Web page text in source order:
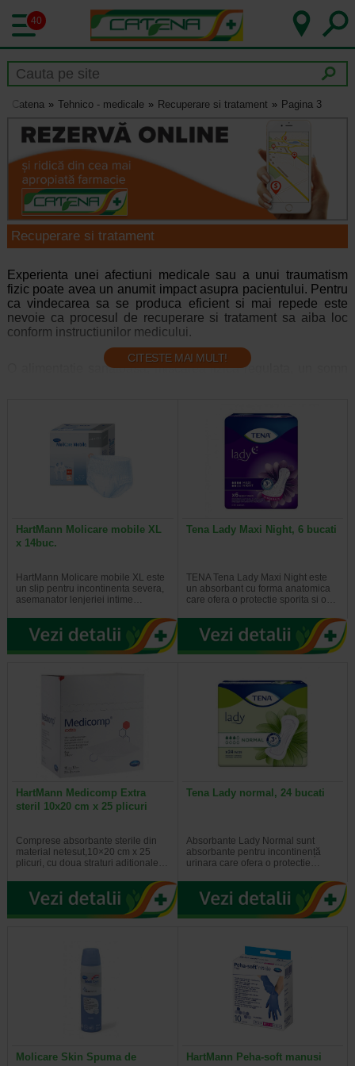
40
Catena Tehnico - medicale Recuperare si tratament Pagina 3
Recuperare si tratament
Experienta unei afectiuni medicale sau a unui traumatism
fizic poate avea un anumit impact asupra pacientului. Pentru
ca vindecarea sa se produca eficient si mai repede este
nevoie ca procesul de recuperare si tratament sa aiba loc
conform instructiunilor medicului.
O alimentatie sanatoasa, miscarea fizica regulata, un somn
leziunilor si pot ajuta la imbunatatirea recuperarii. De
asemenea, o gandire pozitiva poate face diferenta.
In plus, poate fi nevoie, in functie de situatie, de anumite
produse medicale pentru recuperare si tratament la
domiciliu, cum ar fi compresele cu gel destinate terapiei
cald/rece, plasturii sau asternuturile pentru protectia patului
CITESTE MAI MULT!
HartMann Molicare mobile XL
x 14buc.
HartMann Molicare mobile XL este
un slip pentru incontinenta severa,
asemanator lenjeriei intime…
Tena Lady Maxi Night, 6 bucati
TENA Tena Lady Maxi Night este
un absorbant cu forma anatomica
care ofera o protectie sporita si o…
HartMann Medicomp Extra
steril 10x20 cm x 25 plicuri
Comprese absorbante sterile din
material netesut,10×20 cm x 25
plicuri, cu doua straturi aditionale…
Tena Lady normal, 24 bucati
Absorbante Lady Normal sunt
absorbante pentru incontinență
urinara care ofera o protectie…
Molicare Skin Spuma de
HartMann Peha-soft manusi